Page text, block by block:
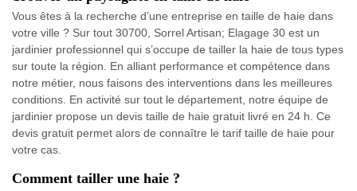
Vous êtes à la recherche d’une entreprise en taille de haie dans
votre ville ? Sur tout 30700, Sorrel Artisan; Elagage 30 est un
jardinier professionnel qui s’occupe de tailler la haie de tous types
sur toute la région. En alliant performance et compétence dans
notre métier, nous faisons des interventions dans les meilleures
conditions. En activité sur tout le département, notre équipe de
jardinier propose un devis taille de haie gratuit livré en 24 h. Ce
devis gratuit permet alors de connaître le tarif taille de haie pour
votre cas.
Comment tailler une haie ?